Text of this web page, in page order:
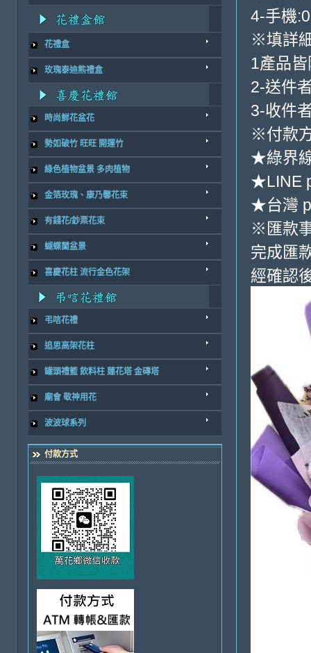
花禮盒
玫瑰泰迪熊禮盒
時尚鮮花盆花
勢如破竹 旺旺 開運竹
綠色植物盆景 多肉植物
金箔玫瑰、康乃馨花束
有錢花/鈔票花束
蝴蝶蘭盆景
喜慶花柱 流行金色花架
弔唁花禮
追思高架花柱
罐頭禮籃 飲料柱 蓮花塔 金磚塔
廟會 敬神用花
波波球系列
付款方式
4-手機
※填詳
1產品
2-送件
3-收件
※付款
★綠界
★LINE
★台灣
※匯款
完成匯
經確認